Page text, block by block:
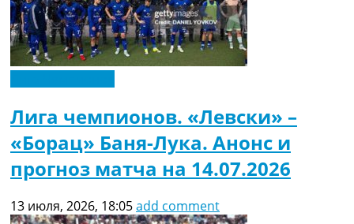
Лига чемпионов. «Левски» –
«Борац» Баня-Лука. Анонс и
прогноз матча на 14.07.2026
13 июля, 2026, 18:05add comment